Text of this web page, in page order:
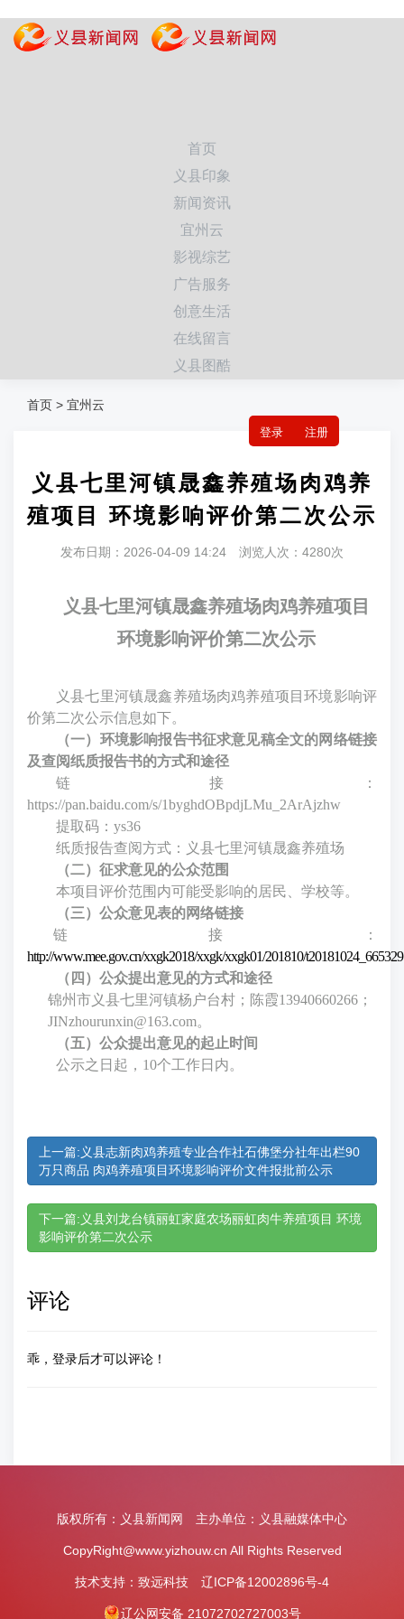
登录 注册
首页
义县印象
新闻资讯
宜州云
影视综艺
广告服务
创意生活
在线留言
义县图酷
首页 > 宜州云
义县七里河镇晟鑫养殖场肉鸡养
殖项目 环境影响评价第二次公示
发布日期：2026-04-09 14:24 浏览人次：4280次
义县七里河镇晟鑫养殖场肉鸡养殖项目
环境影响评价第二次公示
义县七里河镇晟鑫养殖场肉鸡养殖项目环境影响评
价第二次公示信息如下。
（一）环境影响报告书征求意见稿全文的网络链接
及查阅纸质报告书的方式和途径
链接
：
https://pan.baidu.com/s/1byghdOBpdjLMu_2ArAjzhw
提取码 ： ys36
纸质报告查阅方式：义县七里河镇晟鑫养殖场
（二）征求意见的公众范围
本项目评价范围内可能受影响的居民、学校等。
（三）公众意见表的网络链接
链接：
http://www.mee.gov.cn/xxgk2018/xxgk/xxgk01/201810/
（四）公众提出意见的方式和途径
锦州市义县七里河镇杨户台村； 陈霞13940660266 ；
JINzhourunxin@163.com。
（五）公众提出意见的起止时间
公示之日起， 10个工作日内。
上一篇:义县志新肉鸡养殖专业合作社石佛堡分社年出栏90
万只商品 肉鸡养殖项目环境影响评价文件报批前公示
下一篇:义县刘龙台镇丽虹家庭农场丽虹肉牛养殖项目 环境
影响评价第二次公示
评论
乖，登录后才可以评论！
版权所有：义县新闻网 主办单位：义县融媒体中心
CopyRight@www.yizhouw.cn All Rights Reserved
技术支持： 致远科技 辽ICP备12002896号-4
辽公网安备 21072702727003号